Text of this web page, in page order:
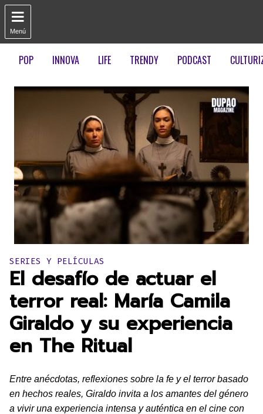

Menú
POP INNOVA LIFE TRENDY PODCAST
Publicado en:
SERIES Y PELÍCULAS
El desafío de actuar el
terror real: María Camila
Giraldo y su experiencia
en The Ritual
Entre anécdotas, reflexiones sobre la fe y el terror basado
en hechos reales, Giraldo invita a los amantes del género
a vivir una experiencia intensa y auténtica en el cine con